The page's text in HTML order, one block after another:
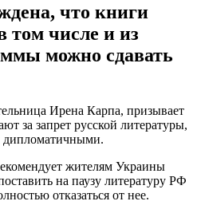
что книги
том числе и из
можно сдавать
Ирена Карпа, призывает
за запрет русской литературы,
дипломатичными.
жителям Украины
на паузу литературу РФ
отказаться от нее.